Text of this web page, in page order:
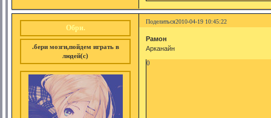
Поделиться2010-04-19 10:45:22
Обри.
.бери мозги,пойдем играть в
людей(с)
Рамон
Арканайн
0